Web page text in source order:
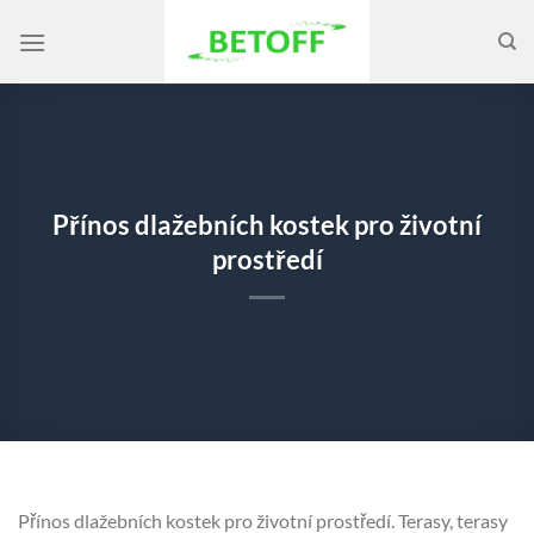
Přínos dlažebních kostek pro životní
prostředí
Přínos dlažebních kostek pro životní prostředí. Terasy, terasy